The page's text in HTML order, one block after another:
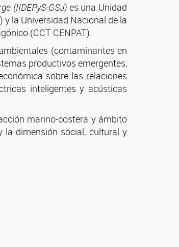
(IIDEPyS-GSJ) es una Unidad
y la Universidad Nacional de la
(CCT CENPAT).
(contaminantes en
productivos emergentes,
sobre las relaciones
inteligentes y acústicas
marino-costera y ámbito
la dimensión social, cultural y